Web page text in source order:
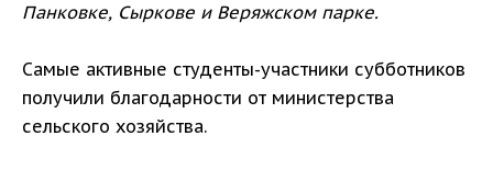
Панковке, Сыркове и Веряжском парке.
Самые активные студенты-участники субботников
получили благодарности от министерства
сельского хозяйства.